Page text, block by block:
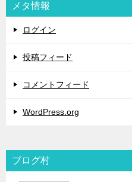
メタ情報
ログイン
投稿フィード
コメントフィード
WordPress.org
ブログ村